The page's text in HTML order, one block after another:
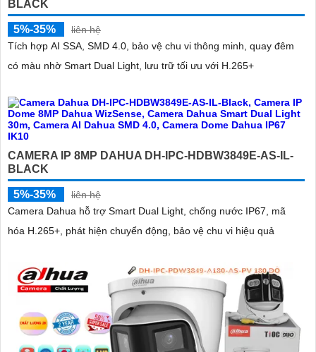
BLACK
5%-35%
liên hệ
Tích hợp AI SSA, SMD 4.0, bảo vệ chu vi thông minh, quay đêm
có màu nhờ Smart Dual Light, lưu trữ tối ưu với H.265+
CAMERA IP 8MP DAHUA DH-IPC-HDBW3849E-AS-IL-
BLACK
5%-35%
liên hệ
Camera Dahua hỗ trợ Smart Dual Light, chống nước IP67, mã
hóa H.265+, phát hiện chuyển động, bảo vệ chu vi hiệu quả